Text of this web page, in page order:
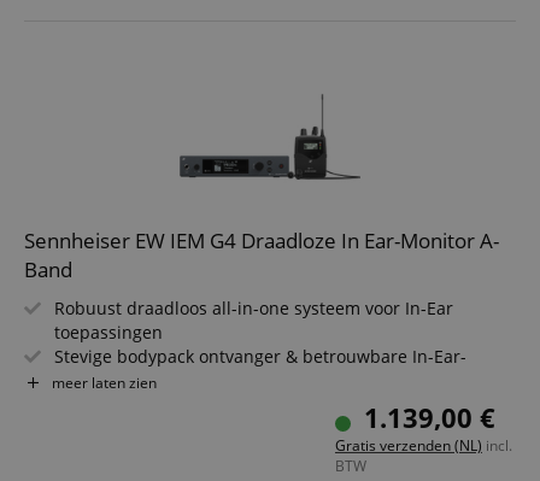
Sennheiser EW IEM G4 Draadloze In Ear-Monitor A-
Band
Robuust draadloos all-in-one systeem voor In-Ear
toepassingen
Stevige bodypack ontvanger & betrouwbare In-Ear-
Monitoring IE 4 oordopjes
Stereo-zender in halve rackbreedte
Lichte en flexibele draadloze synchronisatie tussen
meer laten zien
1.139,00 €
Gratis verzenden (NL) incl.
BTW